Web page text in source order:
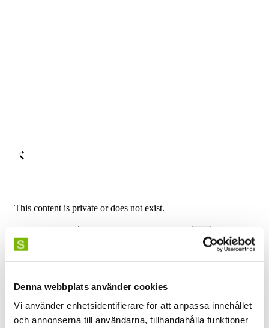
Denna webbplats använder cookies
Vi använder enhetsidentifierare för att anpassa innehållet
och annonserna till användarna, tillhandahålla funktioner